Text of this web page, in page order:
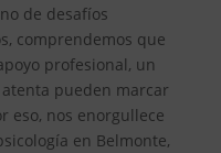
de desafíos
comprendemos que
profesional, un
pueden marcar
eso, nos enorgullece
en Belmonte,